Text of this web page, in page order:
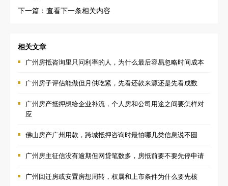
下一篇：查看下一条相关内容
相关文章
广州房抵咨询里只问利率的人，为什么最后容易忽略时间成本
广州房子评估能做但月供吃紧，先看还款来源还是先看成数
广州房产抵押想给企业补流，个人房和公司用途之间要怎样对
应
佛山房产广州用款，跨城抵押咨询时最怕哪几类信息说不圆
广州房主征信没有逾期但网贷笔数多，房抵前要不要先停申请
广州回迁房或安置房想周转，权属和上市条件为什么要先核